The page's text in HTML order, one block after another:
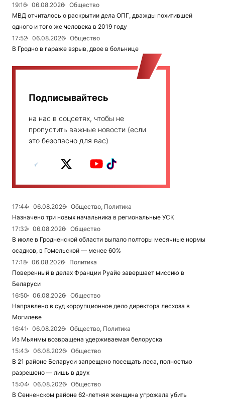
19:16
06.08.2026
Общество
МВД отчиталось о раскрытии дела ОПГ, дважды похитившей
одного и того же человека в 2019 году
17:52
06.08.2026
Общество
В Гродно в гараже взрыв, двое в больнице
Подписывайтесь
на нас в соцсетях, чтобы не
пропустить важные новости (если
это безопасно для вас)
17:44 06.08.2026
Общество, Политика
Назначено три новых начальника в региональные УСК
17:32
06.08.2026
Общество
В июле в Гродненской области выпало полторы месячные нормы
осадков, в Гомельской — менее 60%
17:18
06.08.2026
Политика
Поверенный в делах Франции Руайе завершает миссию в
Беларуси
16:50
06.08.2026
Общество
Направлено в суд коррупционное дело директора лесхоза в
Могилеве
16:41
06.08.2026
Общество, Политика
Из Мьянмы возвращена удерживаемая белоруска
15:43
06.08.2026
Общество
В 21 районе Беларуси запрещено посещать леса, полностью
разрешено — лишь в двух
15:04
06.08.2026
Общество
В Сенненском районе 62-летняя женщина угрожала убить